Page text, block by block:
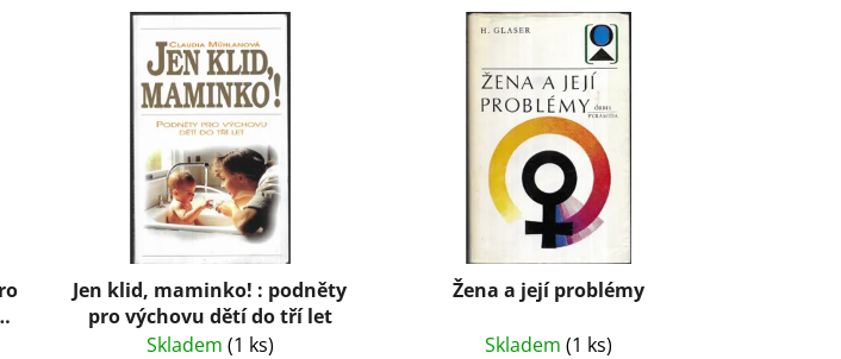
Jen klid, maminko! : podněty
pro výchovu dětí do tří let
Skladem (1 ks)
Žena a její problémy
Skladem(1 ks)